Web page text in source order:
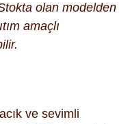
olan modelden
amaçlı
ve sevimli